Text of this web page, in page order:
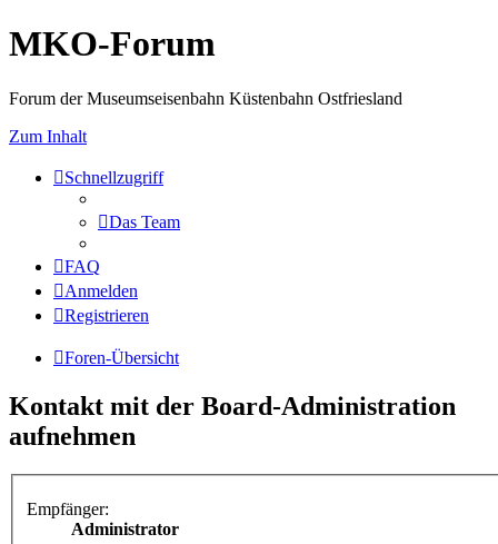
MKO-Forum
Forum der Museumseisenbahn Küstenbahn Ostfriesland
Zum Inhalt
Schnellzugriff
Das Team
FAQ
Anmelden
Registrieren
Foren-Übersicht
Kontakt mit der Board-Administration
aufnehmen
Empfänger:
Administrator